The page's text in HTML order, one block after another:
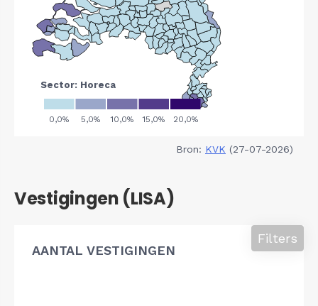
Bron: KVK (27-07-2026)
Vestigingen (LISA)
AANTAL VESTIGINGEN
Filters